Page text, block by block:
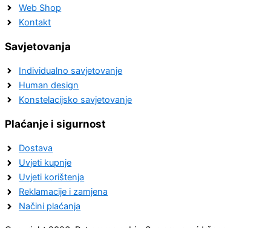
Web Shop
Kontakt
Savjetovanja
Individualno savjetovanje
Human design
Konstelacijsko savjetovanje
Plaćanje i sigurnost
Dostava
Uvjeti kupnje
Uvjeti korištenja
Reklamacije i zamjena
Načini plaćanja